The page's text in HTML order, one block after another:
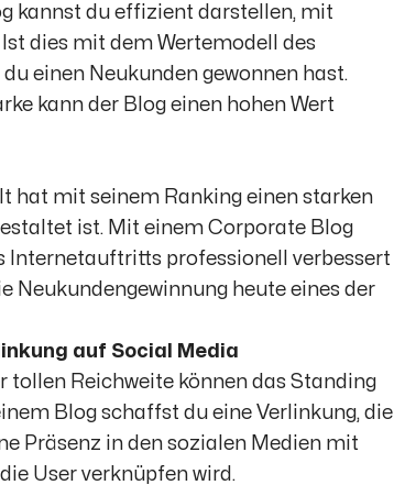
kannst du effizient darstellen, mit
dies mit dem Wertemodell des
einen Neukunden gewonnen hast.
kann der Blog einen hohen Wert
hat mit seinem Ranking einen starken
ist. Mit einem Corporate Blog
Internetauftritts professionell verbessert
Neukundengewinnung heute eines der
auf Social Media
Reichweite können das Standing
Blog schaffst du eine Verlinkung, die
Präsenz in den sozialen Medien mit
User verknüpfen wird.